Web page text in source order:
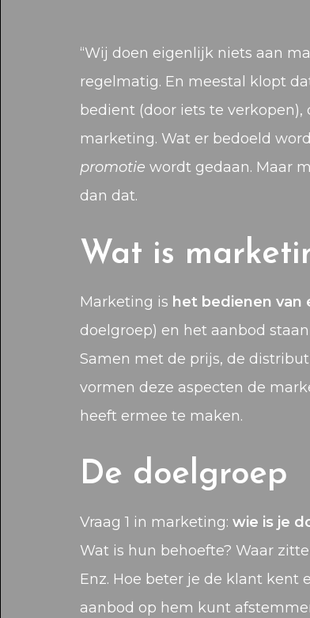
“Wij doen eigenlijk niets aan
regelmatig. En meestal klopt
bedient (door iets te verkopen),
marketing. Wat er bedoeld
promotie wordt gedaan. Maar
dan dat.
Wat is
Marketing is het bedienen van
doelgroep) en het aanbod
Samen met de prijs, de
vormen deze aspecten de
heeft ermee te maken.
De doelgroep
Vraag 1 in marketing: wie is je
Wat is hun behoefte? Waar
Enz. Hoe beter je de klant kent
aanbod op hem kunt